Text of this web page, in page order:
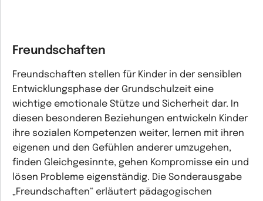
Freundschaften
Freundschaften stellen für Kinder in der sensiblen
Entwicklungsphase der Grundschulzeit eine
wichtige emotionale Stütze und Sicherheit dar. In
diesen besonderen Beziehungen entwickeln Kinder
ihre sozialen Kompetenzen weiter, lernen mit ihren
eigenen und den Gefühlen anderer umzugehen,
finden Gleichgesinnte, gehen Kompromisse ein und
lösen Probleme eigenständig. Die Sonderausgabe
„Freundschaften“ erläutert pädagogischen